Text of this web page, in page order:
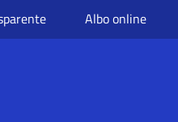
Albo online